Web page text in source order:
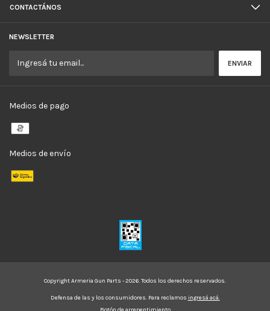
CONTACTÁNOS
NEWSLETTER
Medios de pago
Medios de envío
Copyright Armeria Gun Parts - 2026. Todos los derechos reservados.
Defensa de las y los consumidores. Para reclamos ingresá acá.